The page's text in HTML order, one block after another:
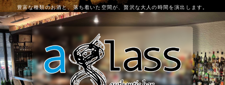
豊富な種類のお酒と、落ち着いた空間が、贅沢な大人の時間を演出します。